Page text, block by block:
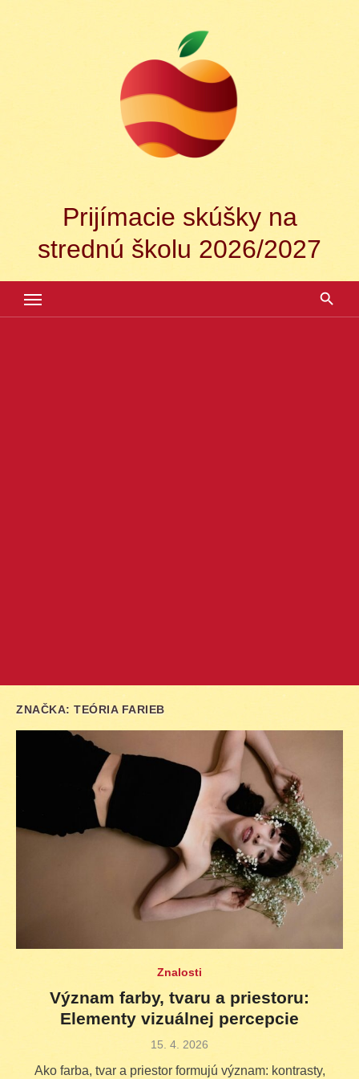
Prijímacie skúšky na
strednú školu 2026/2027
ZNAČKA: TEÓRIA FARIEB
Znalosti
Význam farby, tvaru a priestoru:
Elementy vizuálnej percepcie
Posted
15. 4. 2026
Ako farba, tvar a priestor formujú význam: kontrasty,